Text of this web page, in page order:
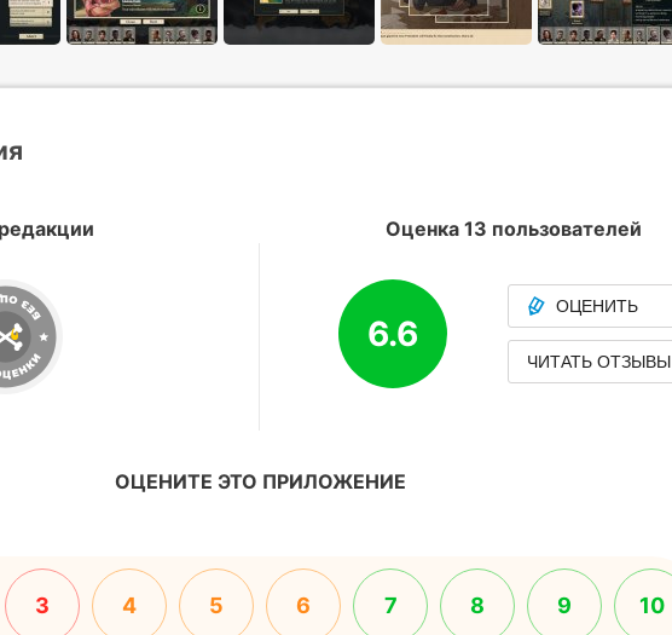
Оценка 13 пользователей
6.6
ОЦЕНИТЬ
ЧИТАТЬ ОТЗЫВЫ
ОЦЕНИТЕ ЭТО ПРИЛОЖЕНИЕ
3 4 5 6 7 8 9 10